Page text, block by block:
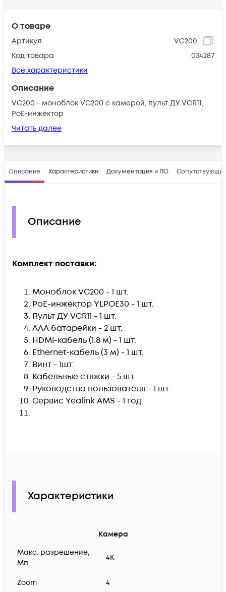
О товаре
Артикул
VC200
Код товара
034287
Все характеристики
Описание
VC200 - моноблок VC200 с камерой, пульт ДУ VCR11,
PoE-инжектор
Читать далее
Описание Характеристики Документация и ПО
Описание
Комплект поставки:
Моноблок VC200 - 1 шт.
PoE-инжектор YLPOE30 - 1 шт.
Пульт ДУ VCR11 - 1 шт.
ААА батарейки - 2 шт.
HDMI-кабель (1.8 м) - 1 шт.
Ethernet-кабель (3 м) - 1 шт.
Винт - 1шт.
Кабельные стяжки - 5 шт.
Руководство пользователя - 1 шт.
Сервис Yealink AMS - 1 год.
Характеристики
Камера
Макс. разрешение,
Мп
4К
Zoom 4